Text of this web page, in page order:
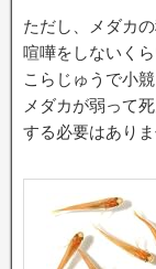
ただし、メダカ
喧嘩をしないく
こらじゅうで小
メダカが弱って
する必要はありま